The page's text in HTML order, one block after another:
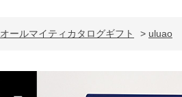
オールマイティカタログギフト > uluao